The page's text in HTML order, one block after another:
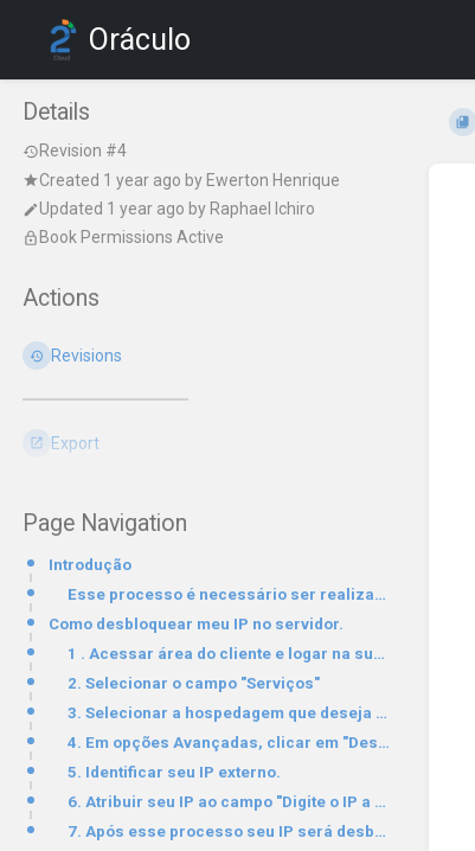
Oráculo
Details
Revision #4
Created 1 year ago by Ewerton Henrique
Updated 1 year ago by Raphael Ichiro
Book Permissions Active
Actions
Revisions
Export
Page Navigation
Introdução
Esse processo é necessário ser realizando quando os acessos ao webmail.dominio.com ou cpanel.dominio
Como desbloquear meu IP no servidor.
1 . Acessar área do cliente e logar na sua conta.
2. Selecionar o campo "Serviços"
3. Selecionar a hospedagem que deseja realizar a liberação do IP clicando do plano desejado
4. Em opções Avançadas, clicar em "Desbloquear Meu IP"
5. Identificar seu IP externo.
6. Atribuir seu IP ao campo "Digite o IP a ser verificado"E clicar em "Verificar e Desbloquear este
7. Após esse processo seu IP será desbloqueado do servidor, informando em qual servidor foi realizad